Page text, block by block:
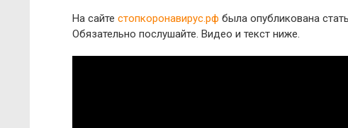
На сайте стопкоронавирус.рф была опубликована
Обязательно послушайте. Видео и текст ниже.